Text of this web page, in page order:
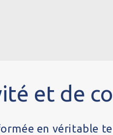
et de
en véritable